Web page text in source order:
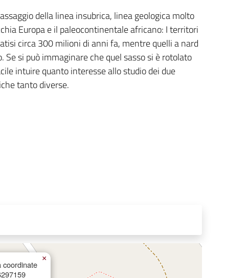
della linea insubrica, linea geologica molto
Europa e il paleocontinentale africano: I territori
circa 300 milioni di anni fa, mentre quelli a nard
si può immaginare che quel sasso si è rotolato
intuire quanto interesse allo studio dei due
tanto diverse.
coordinate
×